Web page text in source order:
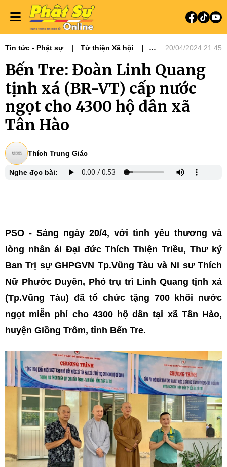
Tin tức - Phật sự
Từ thiện Xã hội
Phật giáo & đời sống
20/04/2024 21:45
Bến Tre: Đoàn Linh Quang
tịnh xá (BR-VT) cấp nước
ngọt cho 4300 hộ dân xã
Tân Hào
Thích Trung Giác
Nghe đọc bài:
PSO - Sáng ngày 20/4, với tình yêu thương và
lòng nhân ái Đại đức Thích Thiện Triều, Thư ký
Ban Trị sự GHPGVN Tp.Vũng Tàu và Ni sư Thích
Nữ Phước Duyên, Phó trụ trì Linh Quang tịnh xá
(Tp.Vũng Tàu) đã tổ chức tặng 700 khối nước
ngọt miễn phí cho 4300 hộ dân tại xã Tân Hào,
huyện Giồng Trôm, tỉnh Bến Tre.